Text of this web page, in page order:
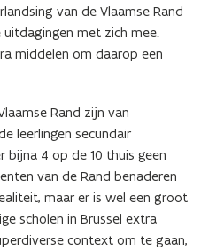
van de Vlaamse Rand
met zich mee.
middelen om daarop een
Rand zijn van
leerlingen secundair
bijna 4 op de 10 thuis geen
van de Rand benaderen
maar er is wel een groot
scholen in Brussel extra
context om te gaan,